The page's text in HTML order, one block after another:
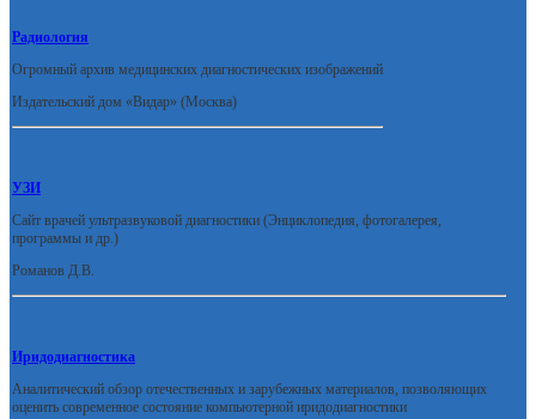
Радиология
Огромный архив медицинских диагностических изображений
Издательский дом «Видар» (Москва)
УЗИ
Сайт врачей ультразвуковой диагностики (Энциклопедия, фотогалерея,
программы и др.)
Романов Д.В.
Иридодиагностика
Аналитический обзор отечественных и зарубежных материалов, позволяющих
оценить современное состояние компьютерной иридодиагностики